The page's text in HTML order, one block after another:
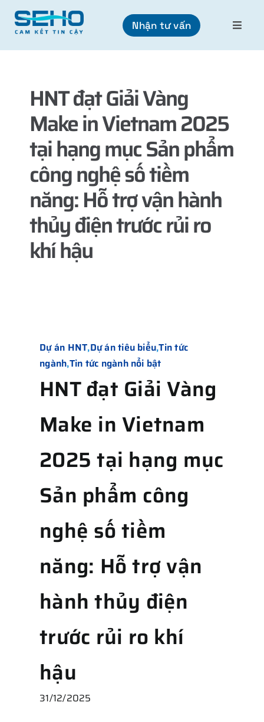
Skip
content
Toggle
Sản
Nhận tư vấn
HNT đạt Giải Vàng
Make in Vietnam 2025
tại hạng mục Sản phẩm
công nghệ số tiềm
năng: Hỗ trợ vận hành
thủy điện trước rủi ro
khí hậu
Dự án HNT,Dự án tiêu biểu,Tin tức
ngành,Tin tức ngành nổi bật
HNT đạt Giải Vàng
Make in Vietnam
2025 tại hạng mục
Sản phẩm công
nghệ số tiềm
năng: Hỗ trợ vận
hành thủy điện
trước rủi ro khí
hậu
31/12/2025